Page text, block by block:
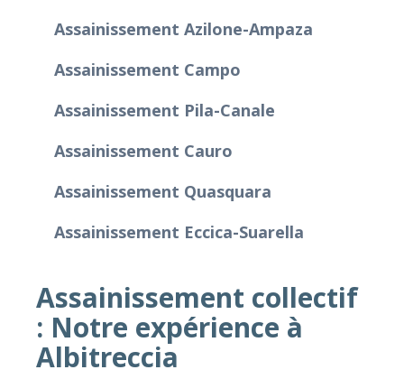
Assainissement Azilone-Ampaza
Assainissement Campo
Assainissement Pila-Canale
Assainissement Cauro
Assainissement Quasquara
Assainissement Eccica-Suarella
Assainissement collectif
: Notre expérience à
Albitreccia